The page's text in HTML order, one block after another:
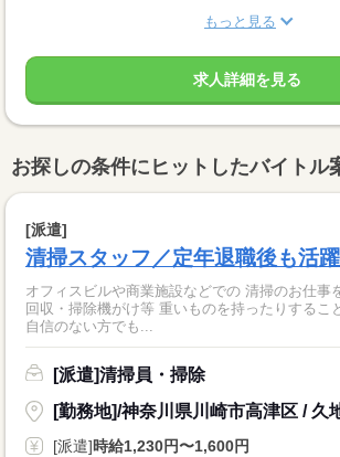
もっと見る
求人詳細を見る
お探しの条件にヒットしたバイトル
[派遣]
清掃スタッフ／定年退職後も活躍
オフィスビルや商業施設などでの 清掃のお仕事
回収・掃除機がけ等 重いものを持ったりするこ
自信のない方でも...
[派遣]清掃員・掃除
[勤務地]/神奈川県川崎市高津区 / 久
[派遣]時給1,230円〜1,600円